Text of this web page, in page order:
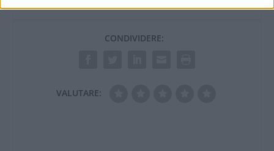
CONDIVIDERE:
VALUTARE: